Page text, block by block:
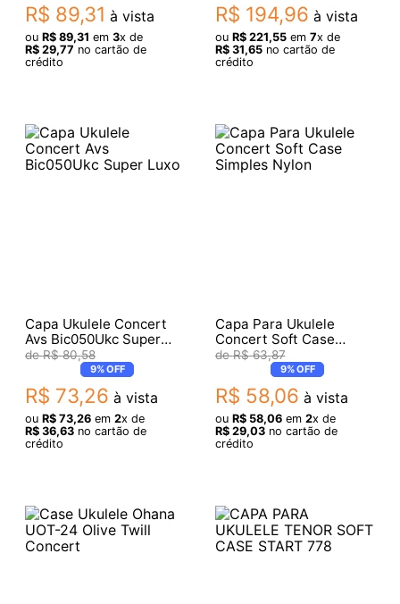
R$ 89,31 à vista
ou R$ 89,31 em 3x de
R$ 29,77 no cartão de
crédito
R$ 194,96 à vista
ou R$ 221,55em 7x de
R$ 31,65no cartão de
crédito
Capa Ukulele Concert
Avs Bic050Ukc Super
Luxo
R$ 80,58
9%OFF
R$ 73,26 à vista
ou R$ 73,26em 2x de
R$ 36,63no cartão de
crédito
Capa Para Ukulele
Concert Soft Case
Simples Nylon
R$ 63,87
9%OFF
R$ 58,06 à vista
ou R$ 58,06em 2x de
R$ 29,03no cartão de
crédito